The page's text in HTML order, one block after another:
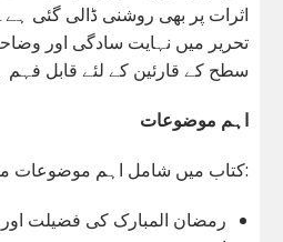
اثرات پر بھی روشنی ڈالی گئی
تحریر میں نہایت سادگی اور
سطح کے قارئین کے لئے قابل فہم
اہم موضوعات
کتاب میں شامل اہم موضوعات میں شامل ہیں:
رمضان المبارک کی فضیلت